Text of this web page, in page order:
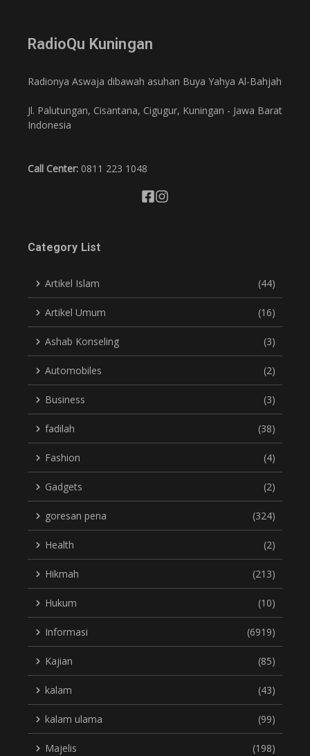
RadioQu Kuningan
Radionya Aswaja dibawah asuhan Buya Yahya Al-Bahjah
Jl. Palutungan, Cisantana, Cigugur, Kuningan - Jawa Barat
Indonesia
Call Center: 0811 223 1048
Category List
Artikel Islam (44)
Artikel Umum (16)
Ashab Konseling (3)
Automobiles (2)
Business (3)
fadilah (38)
Fashion (4)
Gadgets (2)
goresan pena (324)
Health (2)
Hikmah (213)
Hukum (10)
Informasi (6919)
Kajian (85)
kalam (43)
kalam ulama (99)
Majelis (198)